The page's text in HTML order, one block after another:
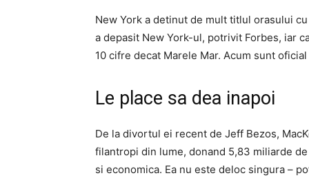
New York a detinut de mult titlul orasului
a depasit New York-ul, potrivit Forbes, iar
10 cifre decat Marele Mar. Acum sunt
Le place sa dea inapoi
De la divortul ei recent de Jeff Bezos,
filantropi din lume, donand 5,83 miliarde
si economica. Ea nu este deloc singura –